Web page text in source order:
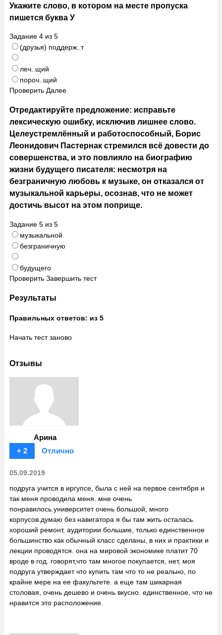
Укажите слово, в котором на месте пропуска
пишется буква У
Задание 4из 5
(друзья) поддерж..т
леч..щий
пороч..щий
Проверить Далее
Отредактируйте предложение: исправьте
лексическую ошибку, исключив лишнее слово.
Целеустремлённый и работоспособный, Борис
Леонидович Пастернак стремился всё довести до
совершенства, и это повлияло на биографию
жизни будущего писателя: несмотря на
безграничную любовь к музыке, он отказался от
музыкальной карьеры, осознав, что не может
достичь высот на этом поприще.
Задание 5из 5
музыкальной
безграничную
будущего
Проверить Завершить тест
Результаты
Правильных ответов: из 5
Начать тест заново
Отзывы
Арина
+ 2
Отлично
05.09.2019
подруга учится в иргупсе, была с ней на первое сентября и
так меня проводила меня. мне очень
понравилось.университет очень большой, много
корпусов.думаю без навигатора я бы там жить осталась.
хороший ремонт, аудитории большие, только единственное
большинство как обычный класс сделаны, в них и практики и
лекции проводятся. она на мировой экономике платит 70
вроде в год. говорят,что там многое покупается, нет, моя
подруга утверждает что купить там что то не реально, по
крайне мере на ее факультете. а еще там шикарная
столовая, очень дешево и очень вкусно. единственное, что не
нравится это расположение.